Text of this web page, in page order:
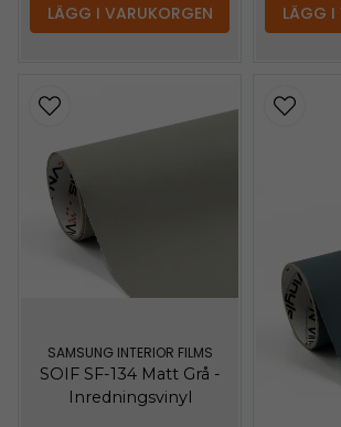
LÄGG I VARUKORGEN LÄGG I
SAMSUNG INTERIOR FILMS
SOIF SF-134 Matt Grå -
Inredningsvinyl